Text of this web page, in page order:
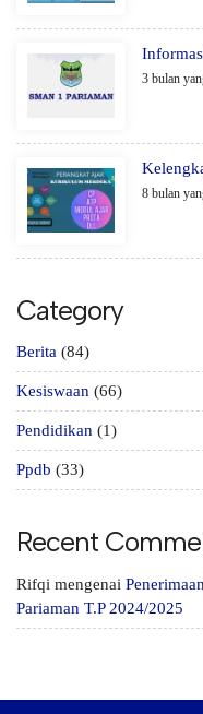
3 bulan
8 bulan
Category
Berita (84)
Kesiswaan (66)
Pendidikan (1)
Ppdb (33)
Recent
Rifqi mengenai
Pariaman T.P 2024/2025